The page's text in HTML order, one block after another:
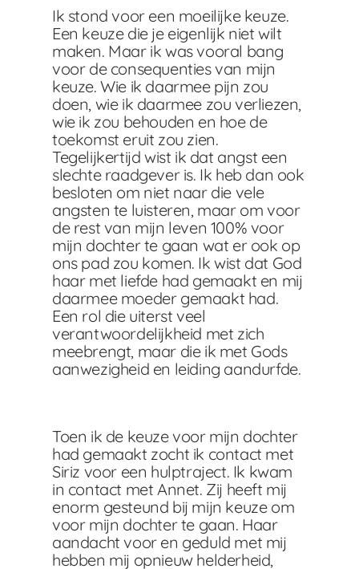
Ik stond voor een moeilijke keuze.
Een keuze die je eigenlijk niet wilt
maken. Maar ik was vooral bang
voor de consequenties van mijn
keuze. Wie ik daarmee pijn zou
doen, wie ik daarmee zou verliezen,
wie ik zou behouden en hoe de
toekomst eruit zou zien.
Tegelijkertijd wist ik dat angst een
slechte raadgever is. Ik heb dan ook
besloten om niet naar die vele
angsten te luisteren, maar om voor
de rest van mijn leven 100% voor
mijn dochter te gaan wat er ook op
ons pad zou komen. Ik wist dat God
haar met liefde had gemaakt en mij
daarmee moeder gemaakt had.
Een rol die uiterst veel
verantwoordelijkheid met zich
meebrengt, maar die ik met Gods
aanwezigheid en leiding aandurfde.
Toen ik de keuze voor mijn dochter
had gemaakt zocht ik contact met
Siriz voor een hulptraject. Ik kwam
in contact met Annet. Zij heeft mij
enorm gesteund bij mijn keuze om
voor mijn dochter te gaan. Haar
aandacht voor en geduld met mij
hebben mij opnieuw helderheid,